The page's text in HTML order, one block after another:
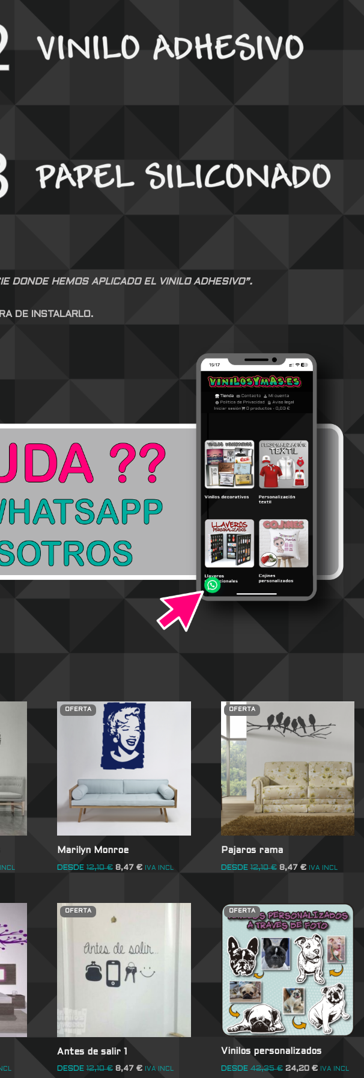
DONDE HEMOS APLICADO EL VINILO ADHESIVO”.
DE INSTALARLO.
OFERTA
Marilyn Monroe
DESDE 12,10€ 8,47 € IVA INCL
OFERTA
Pajaros rama
DESDE 12,10€ 8,47 € IVA INCL
OFERTA
Antes de salir 1
DESDE 12,10€ 8,47 € IVA INCL
OFERTA
Vinilos personalizados
DESDE 42,35€ 24,20 € IVA INCL